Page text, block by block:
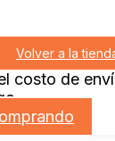
Volver a la
costo de